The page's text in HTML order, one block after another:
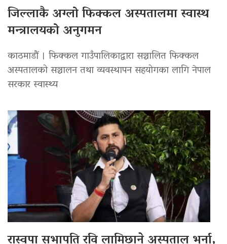
जिल्लाकै अग्लो फिक्कल अस्पतालमा स्वास्थ
मन्त्रालयको अनुगमन
काठमाडौं । फिक्कल गाउँपालिकाद्वारा सञ्चालित फिक्कल
अस्पतालको सञ्चालन तथा व्यवस्थापन सहयोगका लागि नेपाल
सरकार स्वास्थ्य